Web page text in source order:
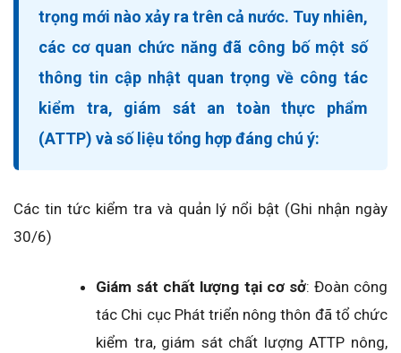
trọng mới nào xảy ra trên cả nước. Tuy nhiên,
các cơ quan chức năng đã công bố một số
thông tin cập nhật quan trọng về công tác
kiểm tra, giám sát an toàn thực phẩm
(ATTP) và số liệu tổng hợp đáng chú ý:
Các tin tức kiểm tra và quản lý nổi bật (Ghi nhận ngày
30/6)
Giám sát chất lượng tại cơ sở: Đoàn công
tác Chi cục Phát triển nông thôn đã tổ chức
kiểm tra, giám sát chất lượng ATTP nông,